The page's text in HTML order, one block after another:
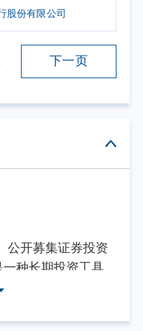
股份有限公司
下一页
公开募集证券投资
种长期投资工具，
低投资单一证券所
具，当您购买基金